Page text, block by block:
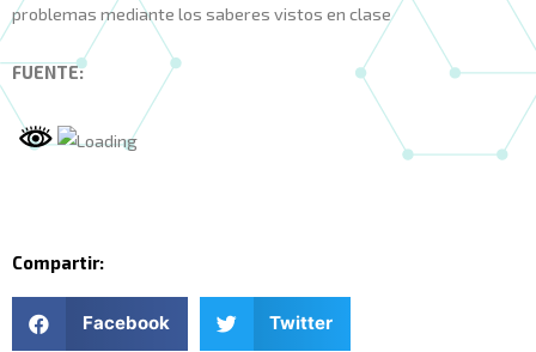
problemas mediante los saberes vistos en clase
FUENTE:
Compartir:
Facebook Twitter